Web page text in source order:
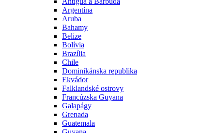
Argentína
Aruba
Bahamy
Belize
Bolívia
Brazília
Chile
Dominikánska republika
Ekvádor
Falklandské ostrovy
Francúzska Guyana
Galapágy
Grenada
Guatemala